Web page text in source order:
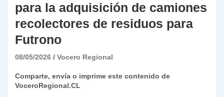
para la adquisición de camiones
recolectores de residuos para
Futrono
08/05/2026 Vocero Regional
Comparte, envía o imprime este contenido de
VoceroRegional.CL